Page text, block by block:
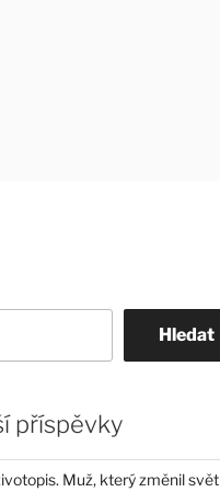
Hledat
příspěvky
Muž, který změnil svět